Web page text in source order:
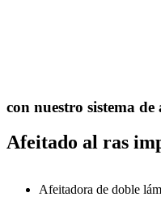
con nuestro sistema
Afeitado al ras
Afeitadora de doble